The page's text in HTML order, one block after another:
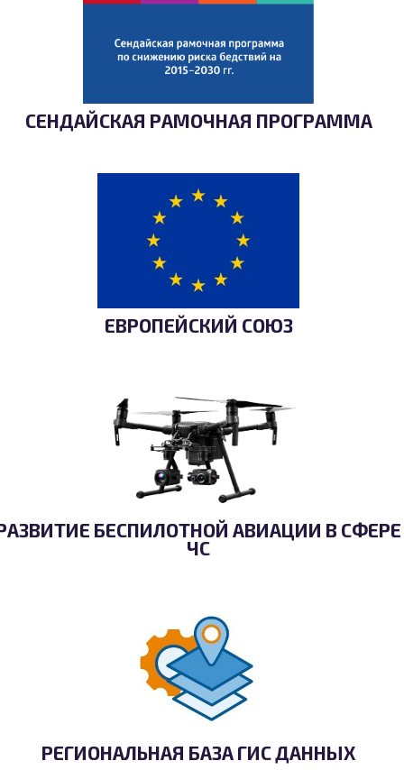
СЕНДАЙСКАЯ РАМОЧНАЯ ПРОГРАММА
ЕВРОПЕЙСКИЙ СОЮЗ
БЕСПИЛОТНОЙ АВИАЦИИ В СФЕРЕ
ЧС
РЕГИОНАЛЬНАЯ БАЗА ГИС ДАННЫХ